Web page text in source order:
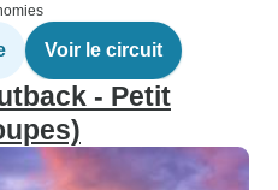
Voir le circuit
- Petit